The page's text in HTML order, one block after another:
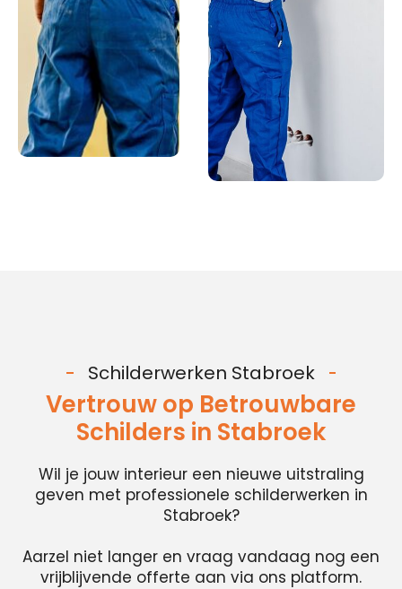
Schilderwerken Stabroek
Vertrouw op Betrouwbare
Schilders in Stabroek
Wil je jouw interieur een nieuwe uitstraling
geven met professionele schilderwerken in
Stabroek?
Aarzel niet langer en vraag vandaag nog een
vrijblijvende offerte aan via ons platform.